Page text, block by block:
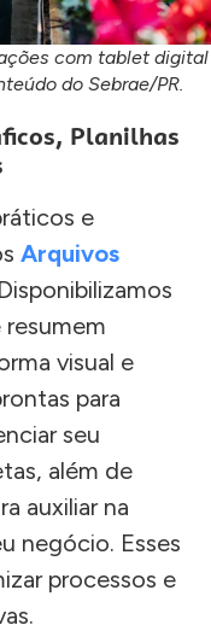
com tablet digital
do Sebrae/PR.
Planilhas
e
Arquivos
visual e
para
seu
além de
auxiliar na
negócio. Esses
processos e